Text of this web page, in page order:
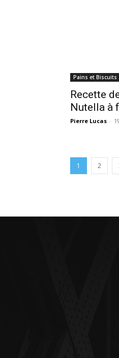
Pains et Biscuits
Recette
Nutella à
Pierre Lucas -
1 2